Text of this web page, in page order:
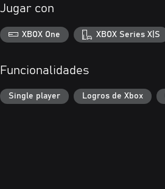
Jugar con
XBOX One XBOX Series X|S
Funcionalidades
Single player Logros de Xbox